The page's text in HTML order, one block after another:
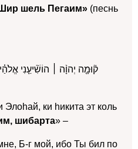
шель Пегаим» (песнь
ק֘וּמָ֤ה יְהוָ֨ה ׀ הוֹשִׁ֘יעֵ֤נִי
ки hикита эт коль
шибарта» –
Б-г мой, ибо Ты бил по